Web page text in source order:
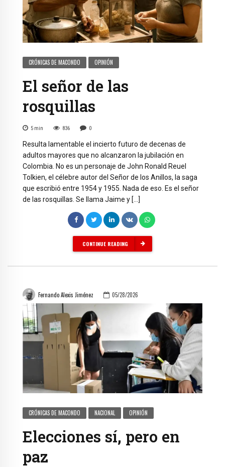
CRÓNICAS DE MACONDO OPINIÓN
El señor de las
rosquillas
5 min 836 0
Resulta lamentable el incierto futuro de decenas de
adultos mayores que no alcanzaron la jubilación en
Colombia. No es un personaje de John Ronald Reuel
Tolkien, el célebre autor del Señor de los Anillos, la saga
que escribió entre 1954 y 1955. Nada de eso. Es el señor
de las rosquillas. Se llama Jaime y […]
CONTINUE READING
Fernando Alexis Jiménez 05/28/2026
CRÓNICAS DE MACONDO NACIONAL OPINIÓN
Elecciones sí, pero en
paz